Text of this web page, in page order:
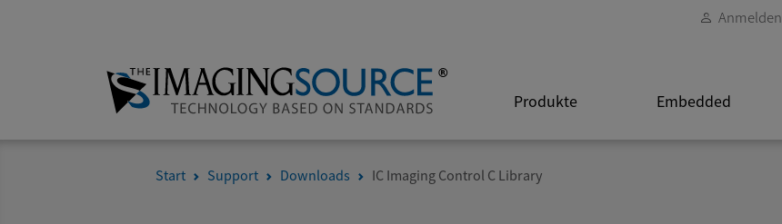
Anmelden
Produkte Embedded
Start Support Downloads IC Imaging Control C Library